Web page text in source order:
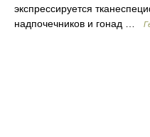
экспрессируется
надпочечников и гонад …